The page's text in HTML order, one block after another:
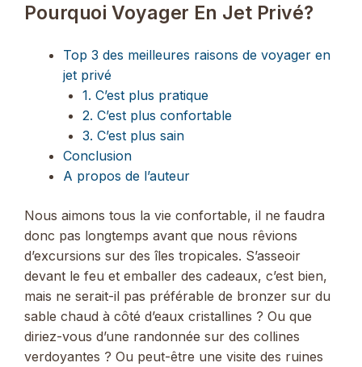
Pourquoi Voyager En Jet Privé?
Top 3 des meilleures raisons de voyager en
jet privé
1. C’est plus pratique
2. C’est plus confortable
3. C’est plus sain
Conclusion
A propos de l’auteur
Nous aimons tous la vie confortable, il ne faudra
donc pas longtemps avant que nous rêvions
d’excursions sur des îles tropicales. S’asseoir
devant le feu et emballer des cadeaux, c’est bien,
mais ne serait-il pas préférable de bronzer sur du
sable chaud à côté d’eaux cristallines ? Ou que
diriez-vous d’une randonnée sur des collines
verdoyantes ? Ou peut-être une visite des ruines